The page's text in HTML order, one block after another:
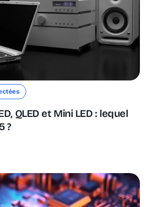
QLED et Mini LED : lequel
?